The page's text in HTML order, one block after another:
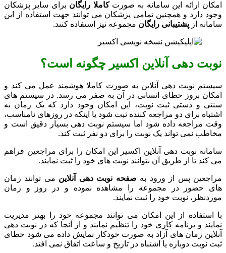
امکان ارائه این سامانه به صورتکاملا رایگان برای سایر پزشکان
وجود دارد و همچنین تمامی پزشکان می توانند جهت استفاده از این
سامانه از پشتیبانی رایگان مجموعه نیز استفاده کنند.
نوبت دهی آنلاین اکسیر چگونه است؟
سیستم نوبت دهی آنلاین به صورت کاملا هوشمند عمل می‌ کند و
امکان بروز خطای انسانی در آن به صفر می‌ رسد. در سیستم‌ های
سنتی و دستی ثبت نوبت، این امکان وجود دارد که یک زمان به
اشتباه برای دو مراجعه کننده ثبت شود یا اینکه در روزهای نامناسب،
وقت مراجعه داده شود اما سیستم نوبت دهی بسیار دقیق است و
مخاطب نمی‌ تواند یک نوبت را برای دو نفر ثبت کند.
سامانه نوبت دهی آنلاین اکسیر این امکان را برای مراجعین فراهم
می کند تا از طریق آن بتوانند نوبت های خود را ثبت نمایند.
مراجعین پس از ورود به صفحه نوبت دهی آنلاین می توانند زمان
های حضور در مجموعه را مشاهده نموده و در روز و زمان
موردنظر، نوبت خود را ثبت نمایند.
با استفاده از این امکان می توانند مجموعه خود را بهتر مدیریت
نمایند و برنامه کاری خود را تنظیم نمایند و از آنجا که در نوبت دهی
آنلاین زمان‌ های آزاد به صورت خودکار نمایش داده می شود خطای
ثبت نوبت دوباره یا اشتباه در تاریخ و ساعت اتفاق نمی افتد.